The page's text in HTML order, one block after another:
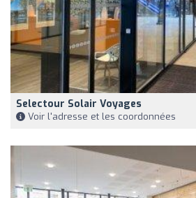
Selectour Solair Voyages
Voir l'adresse et les coordonnées